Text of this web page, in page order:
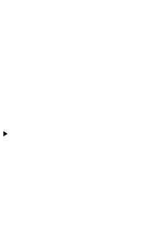
▶︎